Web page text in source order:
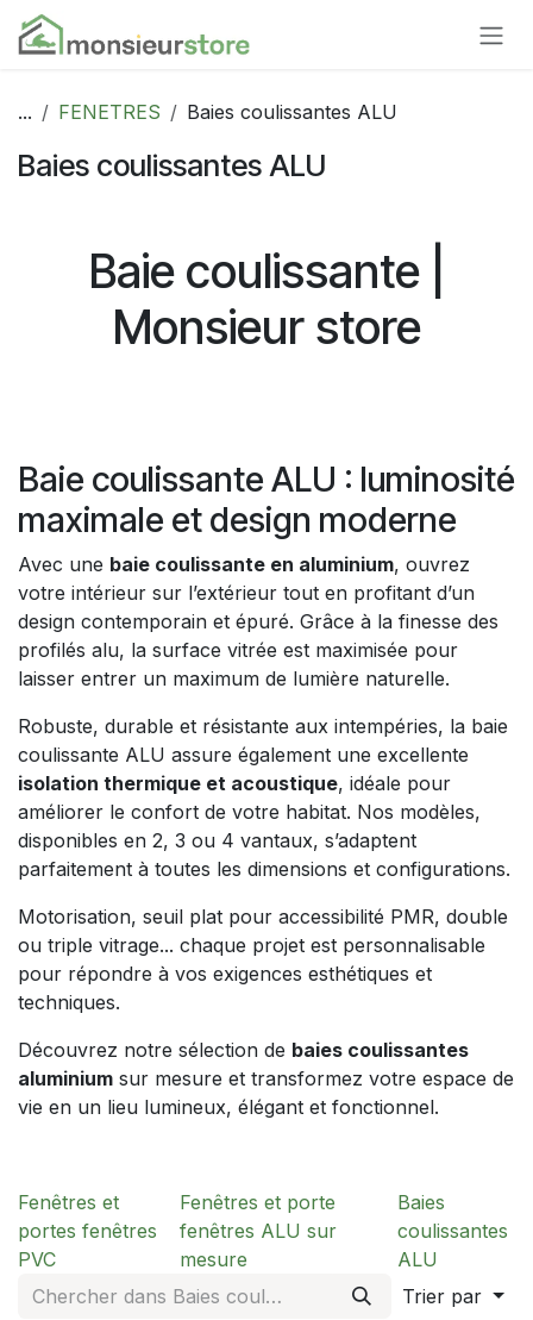
Se rendre au contenu
... FENETRES Baies coulissantes ALU
Baies coulissantes ALU
Baie coulissante |
Monsieur store
Baie coulissante ALU : luminosité
maximale et design moderne
Avec une baie coulissante en aluminium, ouvrez
votre intérieur sur l’extérieur tout en profitant d’un
design contemporain et épuré. Grâce à la finesse des
profilés alu, la surface vitrée est maximisée pour
laisser entrer un maximum de lumière naturelle.
Robuste, durable et résistante aux intempéries, la baie
coulissante ALU assure également une excellente
isolation thermique et acoustique, idéale pour
améliorer le confort de votre habitat. Nos modèles,
disponibles en 2, 3 ou 4 vantaux, s’adaptent
parfaitement à toutes les dimensions et configurations.
Motorisation, seuil plat pour accessibilité PMR, double
ou triple vitrage... chaque projet est personnalisable
pour répondre à vos exigences esthétiques et
techniques.
Découvrez notre sélection de baies coulissantes
aluminium sur mesure et transformez votre espace de
vie en un lieu lumineux, élégant et fonctionnel.
Fenêtres et
portes fenêtres
PVC
Fenêtres et porte
fenêtres ALU sur
mesure
Baies
coulissantes
ALU
Trier par